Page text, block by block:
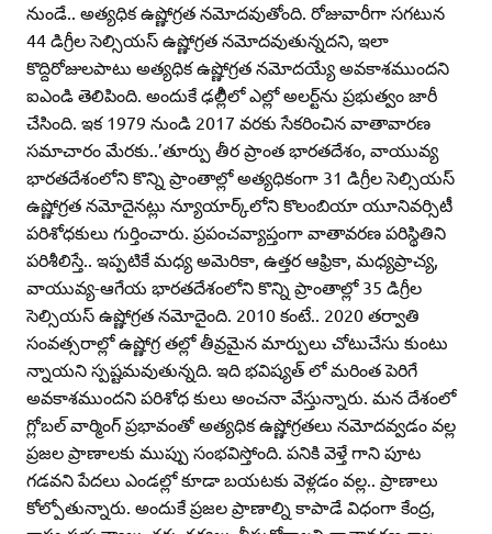
నుండే.. అత్యధిక ఉష్ణోగ్రత నమోదవుతోంది. రోజువారీగా సగటున
44 డిగ్రీల సెల్సియస్‌ ఉష్ణోగ్రత నమోదవుతున్నదని, ఇలా
కొద్దిరోజులపాటు అత్యధిక ఉష్ణోగ్రత నమోదయ్యే అవకాశముందని
ఐఎండి తెలిపింది. అందుకే ఢల్లీిలో ఎల్లో అలర్ట్‌ను ప్రభుత్వం జారీ
చేసింది. ఇక 1979 నుండి 2017 వరకు సేకరించిన వాతావారణ
సమాచారం మేరకు..’తూర్పు తీర ప్రాంత భారతదేశం, వాయువ్య
భారతదేశంలోని కొన్ని ప్రాంతాల్లో అత్యధికంగా 31 డిగ్రీల సెల్సియస్‌
ఉష్ణోగ్రత నమోదైనట్లు న్యూయార్క్‌లోని కొలంబియా యూనివర్సిటీ
పరిశోధకులు గుర్తించారు. ప్రపంచవ్యాప్తంగా వాతావరణ పరిస్థితిని
పరిశీలిస్తే.. ఇప్పటికే మధ్య అమెరికా, ఉత్తర ఆఫ్రికా, మధ్యప్రాచ్య,
వాయువ్య-ఆగేయ భారతదేశంలోని కొన్ని ప్రాంతాల్లో 35 డిగ్రీల
సెల్సియస్‌ ఉష్ణోగ్రత నమోదైంది. 2010 కంటే.. 2020 తర్వాతి
సంవత్సరాల్లో ఉష్ణోగ్ర తల్లో తీవ్రమైన మార్పులు చోటుచేసు కుంటు
న్నాయని స్పష్టమవుతున్నది. ఇది భవిష్యత్‌ లో మరింత పెరిగే
అవకాశముందని పరిశోధ కులు అంచనా వేస్తున్నారు. మన దేశంలో
గ్లోబల్‌ వార్మింగ్‌ ప్రభావంతో అత్యధిక ఉష్ణోగ్రతలు నమోదవ్వడం వల్ల
ప్రజల ప్రాణాలకు ముప్పు సంభవిస్తోంది. పనికి వెళ్తే గాని పూట
గడవని పేదలు ఎండల్లో కూడా బయటకు వెళ్లడం వల్ల.. ప్రాణాలు
కోల్పోతున్నారు. అందుకే ప్రజల ప్రాణాల్ని కాపాడే విధంగా కేంద్ర,